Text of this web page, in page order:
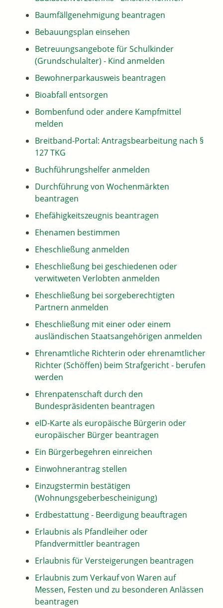
Baumfällgenehmigung beantragen
Bebauungsplan einsehen
Betreuungsangebote für Schulkinder
(Grundschulalter) - Kind anmelden
Bewohnerparkausweis beantragen
Bioabfall entsorgen
Bombenfund oder andere Kampfmittel
melden
Breitband-Portal: Antragsbearbeitung nach §
127 TKG
Buchführungshelfer anmelden
Durchführung von Wochenmärkten
beantragen
Ehefähigkeitszeugnis beantragen
Ehenamen bestimmen
Eheschließung anmelden
Eheschließung bei geschiedenen oder
verwitweten Verlobten anmelden
Eheschließung bei sorgeberechtigten
Partnern anmelden
Eheschließung mit einer oder einem
ausländischen Staatsangehörigen anmelden
Ehrenamtliche Richterin oder ehrenamtlicher
Richter (Schöffen) beim Strafgericht - berufen
werden
Ehrenpatenschaft durch den
Bundespräsidenten beantragen
eID-Karte als europäische Bürgerin oder
europäischer Bürger beantragen
Ein Bürgerbegehren einreichen
Einwohnerantrag stellen
Einzugstermin bestätigen
(Wohnungsgeberbescheinigung)
Erdbestattung - Beerdigung beauftragen
Erlaubnis als Pfandleiher oder
Pfandvermittler beantragen
Erlaubnis für Versteigerungen beantragen
Erlaubnis zum Verkauf von Waren auf
Messen, Festen und zu besonderen Anlässen
beantragen